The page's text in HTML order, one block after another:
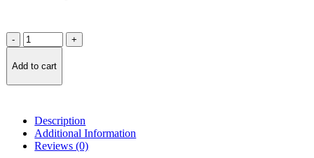
Add to cart
Description
Additional Information
Reviews (0)